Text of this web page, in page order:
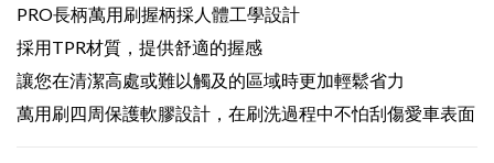
PRO長柄萬用刷握柄採人體工學設計
採用TPR材質，提供舒適的握感
讓您在清潔高處或難以觸及的區域時更加輕鬆省力
萬用刷四周保護軟膠設計，在刷洗過程中不怕刮傷愛車表面